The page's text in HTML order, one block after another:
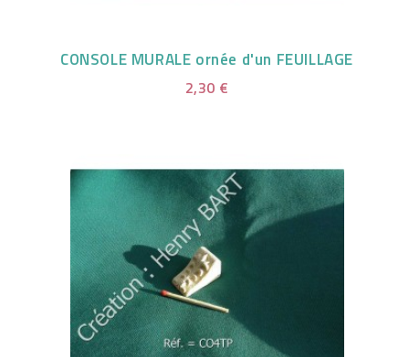
CONSOLE MURALE ornée d'un FEUILLAGE
2,30 €